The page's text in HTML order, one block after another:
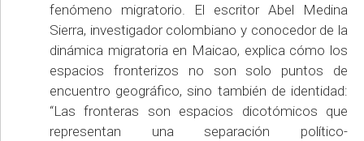
fenómeno migratorio. El escritor Abel Medina
Sierra, investigador colombiano y conocedor de la
dinámica migratoria en Maicao, explica cómo los
espacios fronterizos no son solo puntos de
encuentro geográfico, sino también de identidad:
“Las fronteras son espacios dicotómicos que
representan una separación político-